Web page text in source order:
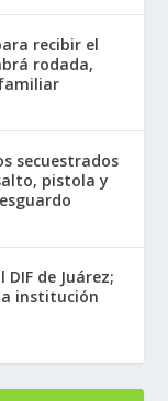
recibir el
rodada,
secuestrados
pistola y
de Juárez;
institución